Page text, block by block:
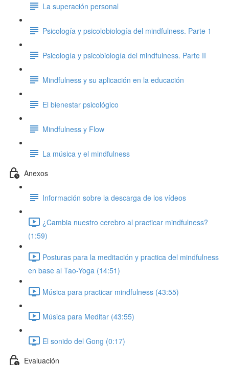
La superación personal
Psicología y psicolobiología del mindfulness. Parte 1
Psicología y psicobiología del mindfulness. Parte II
Mindfulness y su aplicación en la educación
El bienestar psicológico
Mindfulness y Flow
La música y el mindfulness
Anexos
Información sobre la descarga de los vídeos
¿Cambia nuestro cerebro al practicar mindfulness?
(1:59)
Posturas para la meditación y practica del mindfulness
en base al Tao-Yoga (14:51)
Música para practicar mindfulness (43:55)
Música para Meditar (43:55)
El sonido del Gong (0:17)
Evaluación